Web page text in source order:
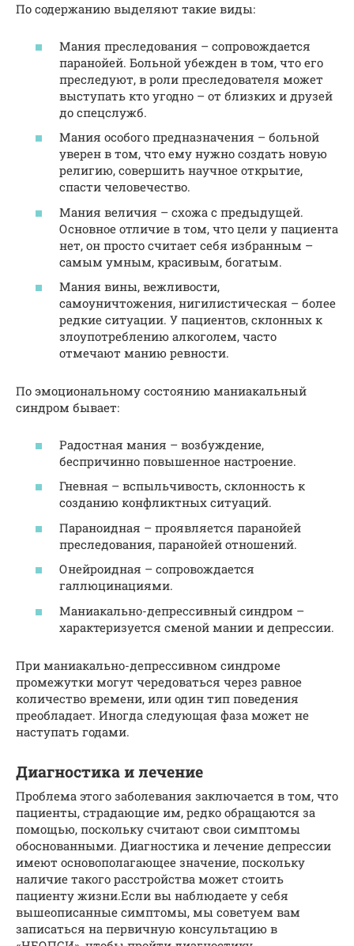
По содержанию выделяют такие виды:
Мания преследования – сопровождается
паранойей. Больной убежден в том, что его
преследуют, в роли преследователя может
выступать кто угодно – от близких и друзей
до спецслужб.
Мания особого предназначения – больной
уверен в том, что ему нужно создать новую
религию, совершить научное открытие,
спасти человечество.
Мания величия – схожа с предыдущей.
Основное отличие в том, что цели у пациента
нет, он просто считает себя избранным –
самым умным, красивым, богатым.
Мания вины, вежливости,
самоуничтожения, нигилистическая – более
редкие ситуации. У пациентов, склонных к
злоупотреблению алкоголем, часто
отмечают манию ревности.
По эмоциональному состоянию маниакальный
синдром бывает:
Радостная мания – возбуждение,
беспричинно повышенное настроение.
Гневная – вспыльчивость, склонность к
созданию конфликтных ситуаций.
Параноидная – проявляется паранойей
преследования, паранойей отношений.
Онейроидная – сопровождается
галлюцинациями.
Маниакально-депрессивный синдром –
характеризуется сменой мании и депрессии.
При маниакально-депрессивном синдроме
промежутки могут чередоваться через равное
количество времени, или один тип поведения
преобладает. Иногда следующая фаза может не
наступать годами.
Диагностика и лечение
Проблема этого заболевания заключается в том, что
пациенты, страдающие им, редко обращаются за
помощью, поскольку считают свои симптомы
обоснованными. Диагностика и лечение депрессии
имеют основополагающее значение, поскольку
наличие такого расстройства может стоить
пациенту жизни.Если вы наблюдаете у себя
вышеописанные симптомы, мы советуем вам
записаться на первичную консультацию в